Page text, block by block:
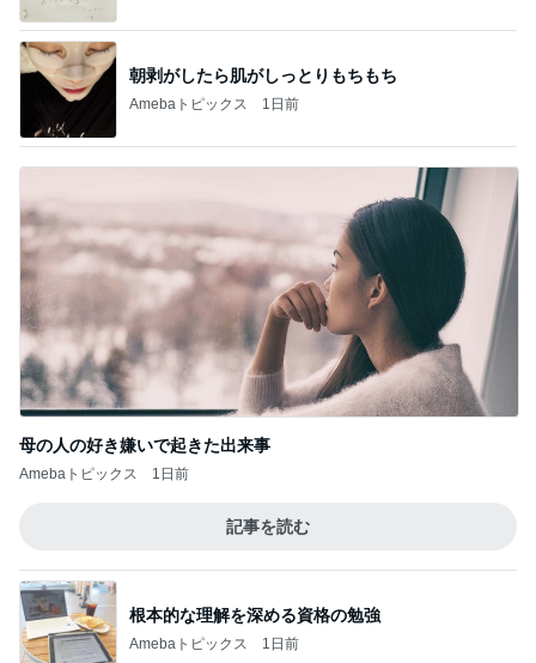
朝剥がしたら肌がしっとりもちもち
Amebaトピックス 1日前
母の人の好き嫌いで起きた出来事
Amebaトピックス 1日前
記事を読む
根本的な理解を深める資格の勉強
Amebaトピックス 1日前